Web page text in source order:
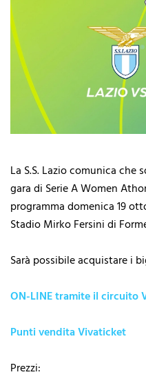
La S.S. Lazio comunica
gara di Serie A Women
programma domenica 19
Stadio Mirko Fersini di
Sarà possibile acquistare i
ON-LINE tramite il circuito
Punti vendita Vivaticket
Prezzi: